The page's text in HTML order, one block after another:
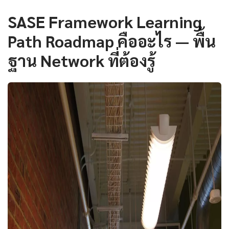
SASE Framework Learning
Path Roadmap คืออะไร — พื้น
ฐาน Network ที่ต้องรู้